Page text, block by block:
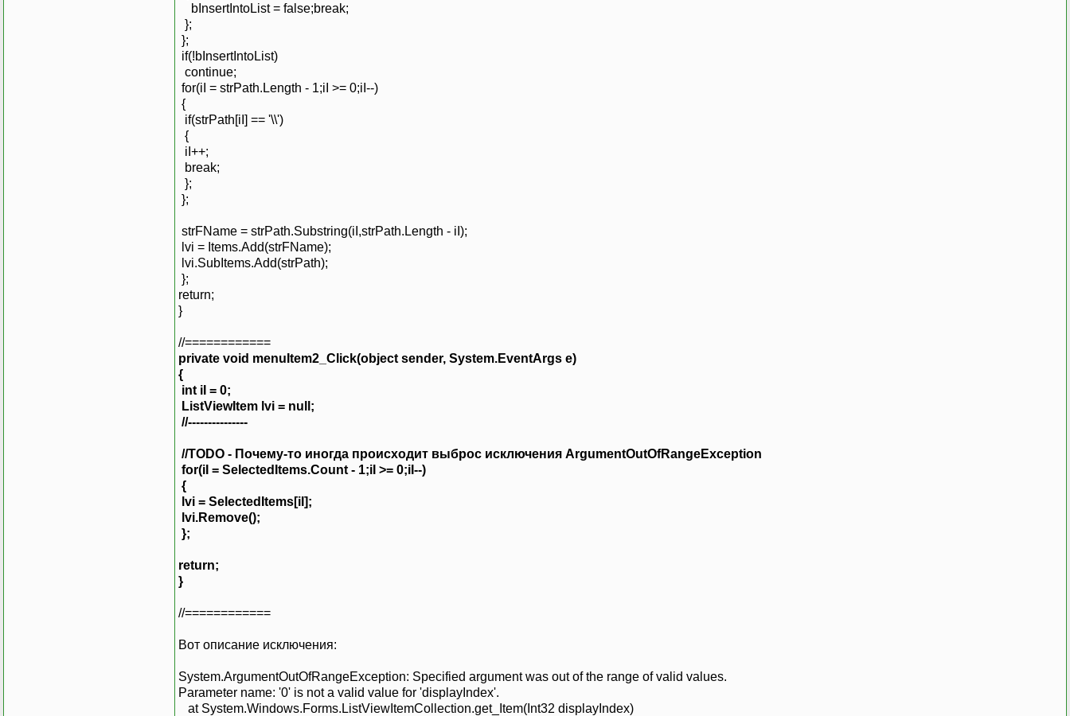
bInsertIntoList = false;break;
};
};
if(!bInsertIntoList)
continue;
for(iI = strPath.Length - 1;iI >= 0;iI--)
{
if(strPath[iI] == '\\')
{
iI++;
break;
};
};
strFName = strPath.Substring(iI,strPath.Length - iI);
lvi = Items.Add(strFName);
lvi.SubItems.Add(strPath);
};
return;
}
//============
private void menuItem2_Click(object sender, System.EventArgs e)
{
int iI = 0;
ListViewItem lvi = null;
//---------------
//TODO - Почему-то иногда происходит выброс исключения ArgumentOutOfRangeException
for(iI = SelectedItems.Count - 1;iI >= 0;iI--)
{
lvi = SelectedItems[iI];
lvi.Remove();
};
return;
}
//============
Вот описание исключения:
System.ArgumentOutOfRangeException: Specified argument was out of the range of valid values.
Parameter name: '0' is not a valid value for 'displayIndex'.
at System.Windows.Forms.ListViewItemCollection.get_Item(Int32 displayIndex)